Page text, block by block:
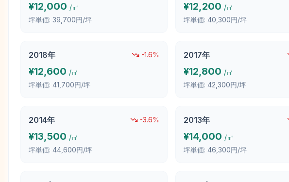
¥12,000 /㎡
坪単価: 39,700円/坪
¥12,200 /㎡
坪単価: 40,300円/坪
2018年 -1.6%
¥12,600 /㎡
坪単価: 41,700円/坪
2017年
¥12,800 /㎡
坪単価: 42,300円/坪
2014年 -3.6%
¥13,500 /㎡
坪単価: 44,600円/坪
2013年
¥14,000 /㎡
坪単価: 46,300円/坪